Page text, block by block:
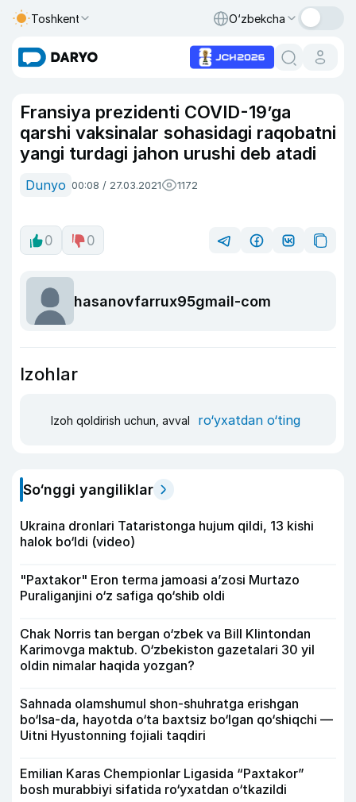
Toshkent O‘zbekcha
Fransiya prezidenti COVID-19’ga
qarshi vaksinalar sohasidagi raqobatni
yangi turdagi jahon urushi deb atadi
Dunyo 00:08 / 27.03.2021 1172
0 0
hasanovfarrux95gmail-com
Izohlar
Izoh qoldirish uchun, avval ro‘yxatdan o‘ting
So‘nggi yangiliklar
Ukraina dronlari Tataristonga hujum qildi, 13 kishi
halok bo‘ldi (video)
"Paxtakor" Eron terma jamoasi a’zosi Murtazo
Puraliganjini o‘z safiga qo‘shib oldi
Chak Norris tan bergan o‘zbek va Bill Klintondan
Karimovga maktub. O‘zbekiston gazetalari 30 yil
oldin nimalar haqida yozgan?
Sahnada olamshumul shon-shuhratga erishgan
bo‘lsa-da, hayotda o‘ta baxtsiz bo‘lgan qo‘shiqchi —
Uitni Hyustonning fojiali taqdiri
Emilian Karas Chempionlar Ligasida “Paxtakor”
bosh murabbiyi sifatida ro‘yxatdan o‘tkazildi